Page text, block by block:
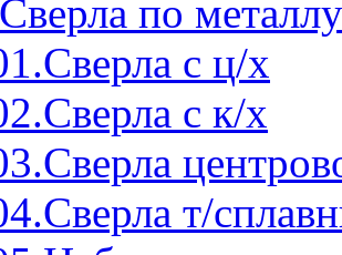
по металлу
с ц/х
с к/х
т/